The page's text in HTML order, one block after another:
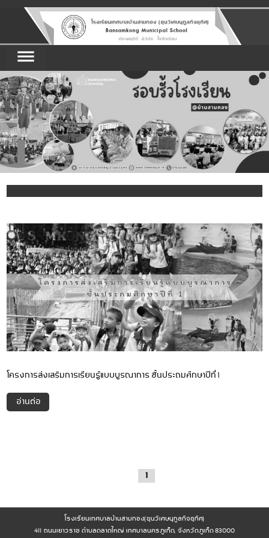
โครงการส่งเสริมการเรียนรู้แบบบูรณาการ ชั้นประถมศึกษาปีที่ 1
อ่านต่อ
1
โรงเรียนเทศบาลบ้านสามกอง(ขุนวิเศษนุกูลกิจอุทิศ)
411 ถนนเยาวราช ตำบลตลาดใหญ่ เทศบาลนครภูเก็ต, จังหวัดภูเก็ต 83000